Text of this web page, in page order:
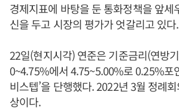
경제지표에 바탕을 둔 통화정책을 앞세
신을 두고 시장의 평가가 엇갈리고 있다.
22일(현지시각) 연준은 기준금리(연방
0~4.75%에서 4.75~5.00%로 0.25%포
비스텝’을 단행했다. 2022년 3월 정례
상이다.